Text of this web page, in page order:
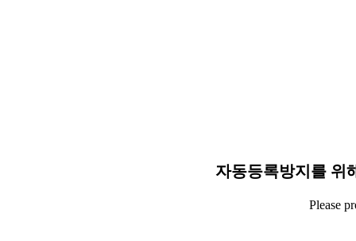
자동등록방지를 위
Please